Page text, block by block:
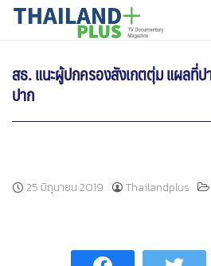
SkipTHAILANDPLUS NEWS
สธ. แนะผู้ปกครองสังเกตตุ่ม แผลที่ป
ปาก
25 มิถุนายน 2019 Thailandplus